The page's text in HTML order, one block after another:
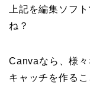
上記を編集ソフ
ね？
Canvaなら、様
キャッチを作るこ